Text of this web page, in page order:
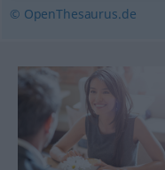
© OpenThesaurus.de